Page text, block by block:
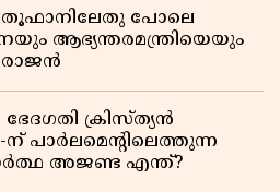
പോലെ
ആഭ്യന്തരമന്ത്രിയെയും
ക്രിസ്ത്യൻ
ന് പാർലമെന്റിലെത്തുന്ന
അജണ്ട എന്ത്?